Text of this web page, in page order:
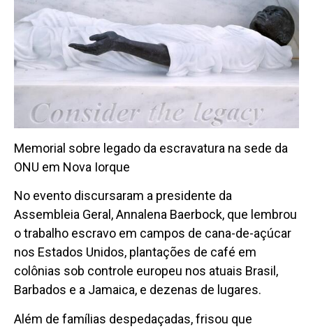
Memorial sobre legado da escravatura na sede da
ONU em Nova Iorque
No evento discursaram a presidente da
Assembleia Geral, Annalena Baerbock, que lembrou
o trabalho escravo em campos de cana-de-açúcar
nos Estados Unidos, plantações de café em
colônias sob controle europeu nos atuais Brasil,
Barbados e a Jamaica, e dezenas de lugares.
Além de famílias despedaçadas, frisou que